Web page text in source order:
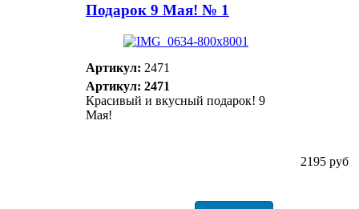
Подарок 9 Мая! № 1
Артикул: 2471
Артикул: 2471
Красивый и вкусный подарок! 9
Мая!
2195 руб